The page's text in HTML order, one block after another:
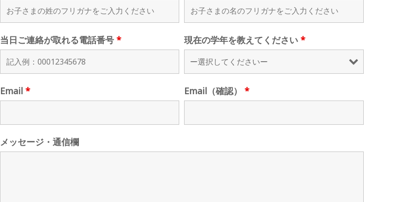
当日ご連絡が取れる電話番号 * 現在の学年を教えてください*
Email * Email（確認）*
メッセージ・通信欄